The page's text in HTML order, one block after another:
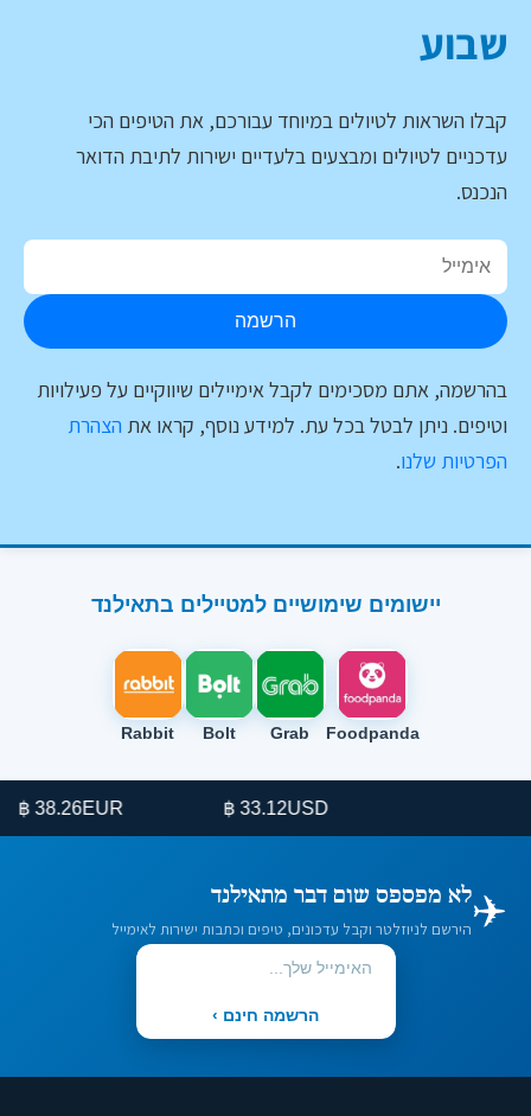
שבוע
קבלו השראות לטיולים במיוחד עבורכם, את הטיפים הכי
עדכניים לטיולים ומבצעים בלעדיים ישירות לתיבת הדואר
הנכנס.
הרשמה
בהרשמה, אתם מסכימים לקבל אימיילים שיווקיים על פעילויות
וטיפים. ניתן לבטל בכל עת. למידע נוסף, קראו את הצהרת
הפרטיות שלנו.
יישומים שימושיים למטיילים בתאילנד
Foodpanda
Grab
Bolt
Rabbit
USD
33.12 ฿
EUR
38.26 ฿
✈️לא מפספס שום דבר מתאילנד
הירשם לניוזלטר וקבל עדכונים, טיפים וכתבות ישירות לאימייל
הרשמה חינם ›